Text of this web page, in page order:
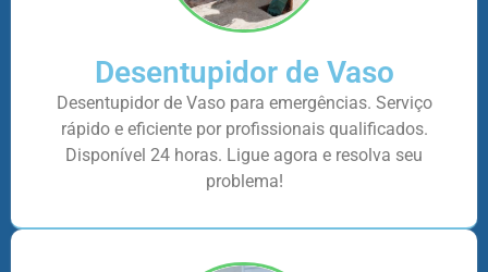
Desentupidor de Vaso
Desentupidor de Vaso para emergências. Serviço
rápido e eficiente por profissionais qualificados.
Disponível 24 horas. Ligue agora e resolva seu
problema!